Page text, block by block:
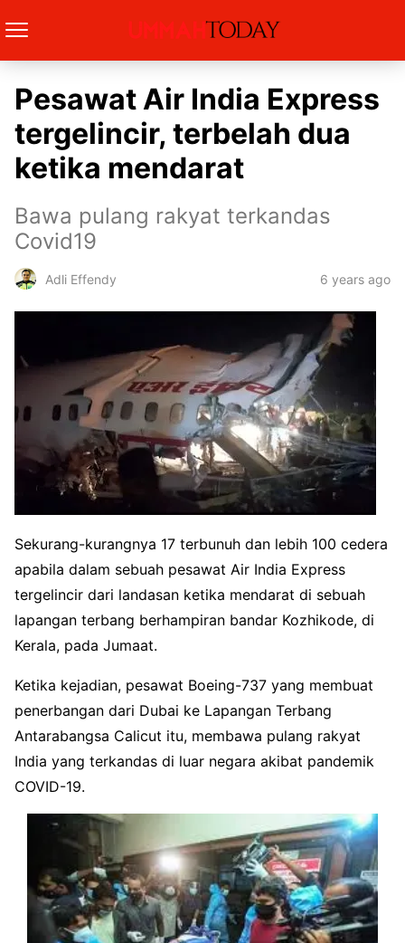
Pesawat Air India Express
tergelincir, terbelah dua
ketika mendarat
Bawa pulang rakyat terkandas
Covid19
Adli Effendy 6 years ago
Sekurang-kurangnya 17 terbunuh dan lebih 100 cedera
apabila dalam sebuah pesawat Air India Express
tergelincir dari landasan ketika mendarat di sebuah
lapangan terbang berhampiran bandar Kozhikode, di
Kerala, pada Jumaat.
Ketika kejadian, pesawat Boeing-737 yang membuat
penerbangan dari Dubai ke Lapangan Terbang
Antarabangsa Calicut itu, membawa pulang rakyat
India yang terkandas di luar negara akibat pandemik
COVID-19.